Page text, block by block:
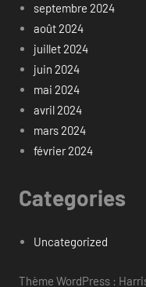
septembre 2024
août 2024
juillet 2024
juin 2024
mai 2024
avril 2024
mars 2024
février 2024
Categories
Uncategorized
Thème WordPress :